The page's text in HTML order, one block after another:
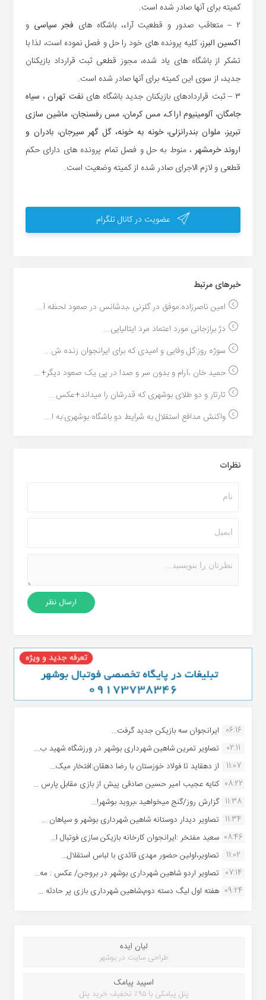
کمیته برای آنها صادر شده است.
۲ – متعاقب صدور و قطعیت آراء، باشگاه های
فجر سپاسی و
اکسین البرز، کلیه پرونده های خود را حل و فصل نموده است، لذا با
تشکر از باشگاه های یاد شده، مجوز قطعی ثبت قرارداد بازیکنان
جدید، از سوی این کمیته برای آنها صادر شده است.
۳ – ثبت قراردادهای بازیکنان جدید باشگاه های
نفت تهران، سیاه
جامگان، آلومینیوم اراک، مس کرمان، مس رفسنجان، ماشین سازی
تبریز، ملوان بندرانزلی، خونه به خونه، گل گهر سیرجان، بادران و
اروند خرمشهر، منوط به حل و فصل تمام پرونده های دارای حکم
قطعی و لازم الاجرای صادر شده از کمیته وضعیت است.
عضویت در کانال تلگرام
خبر‌های مرتبط
امین ناصرزاده:موفق در گلزنی ،بدشانس در صعود لحظه آ...
دژ برازجانی مورد اعتماد مرد ایتالیایی...
سوژه روز:گل وفایی و امیدی که برای ایرانجوان زنده ش...
حمید خان ،آرام و بدون سر و صدا در پی یک صعود دیگر+...
تارتار و دو طلای بوشهری که قدرشان را میداند+عکس...
واکنش مدافع استقلال به شرایط دو باشگاه بوشهری:به ا...
نظرات
06:16 ایرانجوان سه بازیکن جدید گرفت...
02:11
تصاویر تمرین شاهین شهردارى بوشهر در ورزشگاه شهید ب...
11:07
از دهقاید تا فولاد خوزستان با رضا دهقان:افتخار میک...
08:22 کنایه عجیب امیر حسین صادقی پیش از بازی مقابل پارس ...
11:38 گزارش روز/گنج میخواهید ،بروید بوشهر!...
11:34 تصاویر دیدار دوستانه شاهین شهردارى بوشهر و سپاهان ...
08:46 سعید مفتخر :ایرانجوان کارخانه بازیکن سازی فوتبال ا...
11:02
تصاویر،اولین حضور مهدی قائدی با لباس استقلال...
07:14 تصاویر اردو شاهین شهرداری بوشهر در بروجن/ عکس : مه...
09:24 هفته اول لیگ دسته دوم،شاهین شهرداری بازی پر حادثه ...
لیان ایده
طراحی سایت در بوشهر
اسپید پیامک
پنل پیامکی با ۹۵٪ تخفیف خرید پنل